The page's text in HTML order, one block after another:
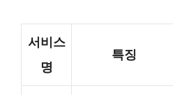
서비스
명
특징